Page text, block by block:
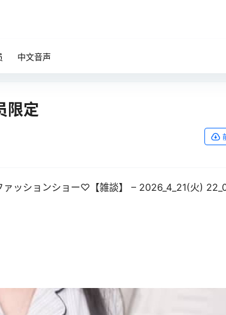
中文音声
限定
ッションショー♡【雑談】 – 2026_4_21(火)